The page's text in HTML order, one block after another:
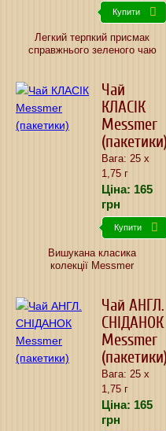
Купити
Легкий терпкий присмак
справжнього зеленого чаю
Чай
КЛАСIК
Messmer
(пакетики)
Вага: 25 х
1,75 г
Ціна: 165
грн
Купити
Вишукана класика
колекції Messmer
Чай АНГЛ.
СНІДАНОК
Messmer
(пакетики)
Вага: 25 х
1,75 г
Ціна: 165
грн